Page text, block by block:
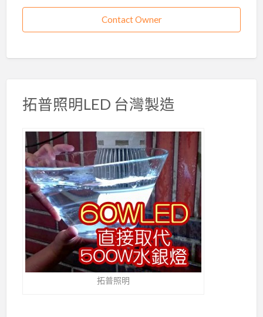
Contact Owner
拓普照明LED 台灣製造
拓普照明